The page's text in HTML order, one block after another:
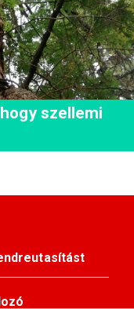
szellemi